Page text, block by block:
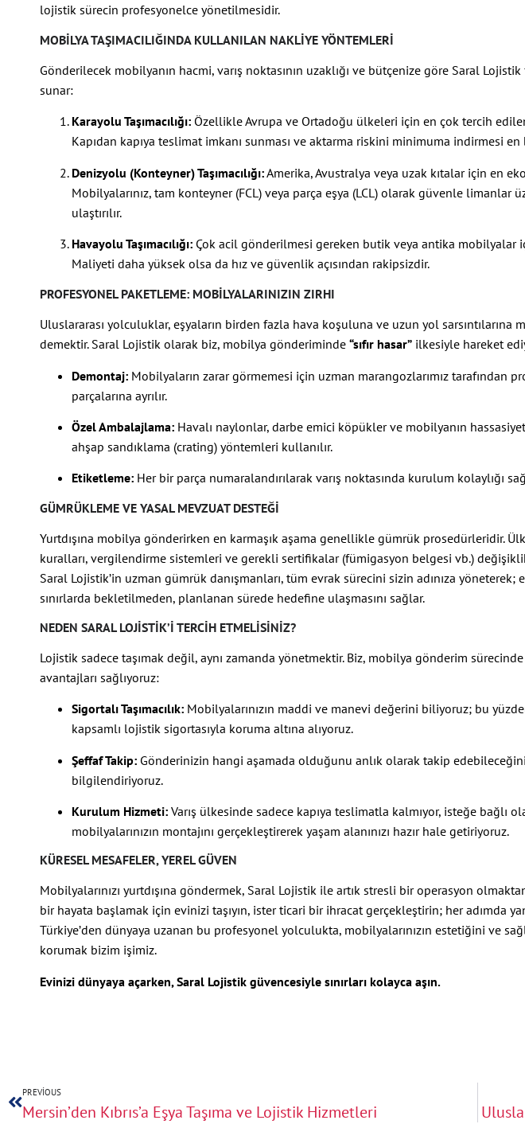
lojistik sürecin profesyonelce yönetilmesidir.
MOBILYA TAŞIMACILIĞINDA KULLANILAN NAKLIYE YÖNTEMLERI
Gönderilecek mobilyanın hacmi, varış noktasının uzaklığı ve bütçenize göre Saral
sunar:
Karayolu Taşımacılığı: Özellikle Avrupa ve Ortadoğu ülkeleri için en çok tercih
Kapıdan kapıya teslimat imkanı sunması ve aktarma riskini minimuma indirmesi en
Denizyolu (Konteyner) Taşımacılığı:Amerika, Avustralya veya uzak kıtalar için en
Mobilyalarınız, tam konteyner (FCL) veya parça eşya (LCL) olarak güvenle limanlar
ulaştırılır.
Havayolu Taşımacılığı: Çok acil gönderilmesi gereken butik veya antika mobilyalar
Maliyeti daha yüksek olsa da hız ve güvenlik açısından rakipsizdir.
PROFESYONEL PAKETLEME: MOBILYALARINIZIN ZIRHI
Uluslararası yolculuklar, eşyaların birden fazla hava koşuluna ve uzun yol sarsıntılarına
demektir. Saral Lojistik olarak biz, mobilya gönderiminde “sıfır hasar” ilkesiyle hareket
Demontaj: Mobilyaların zarar görmemesi için uzman marangozlarımız tarafından
parçalarına ayrılır.
Özel Ambalajlama: Havalı naylonlar, darbe emici köpükler ve mobilyanın
ahşap sandıklama (crating) yöntemleri kullanılır.
Etiketleme: Her bir parça numaralandırılarak varış noktasında kurulum kolaylığı
GÜMRÜKLEME VE YASAL MEVZUAT DESTEĞI
Yurtdışına mobilya gönderirken en karmaşık aşama genellikle gümrük prosedürleridir.
kuralları, vergilendirme sistemleri ve gerekli sertifikalar (fümigasyon belgesi vb.)
Saral Lojistik’in uzman gümrük danışmanları, tüm evrak sürecini sizin adınıza yöneterek;
sınırlarda bekletilmeden, planlanan sürede hedefine ulaşmasını sağlar.
NEDEN SARAL LOJISTIK’I TERCIH ETMELISINIZ?
Lojistik sadece taşımak değil, aynı zamanda yönetmektir. Biz, mobilya gönderim
avantajları sağlıyoruz:
Sigortalı Taşımacılık: Mobilyalarınızın maddi ve manevi değerini biliyoruz; bu
kapsamlı lojistik sigortasıyla koruma altına alıyoruz.
Şeffaf Takip: Gönderinizin hangi aşamada olduğunu anlık olarak takip
bilgilendiriyoruz.
Kurulum Hizmeti: Varış ülkesinde sadece kapıya teslimatla kalmıyor, isteğe bağlı
mobilyalarınızın montajını gerçekleştirerek yaşam alanınızı hazır hale getiriyoruz.
KÜRESEL MESAFELER, YEREL GÜVEN
Mobilyalarınızı yurtdışına göndermek, Saral Lojistik ile artık stresli bir operasyon
bir hayata başlamak için evinizi taşıyın, ister ticari bir ihracat gerçekleştirin; her adımda
Türkiye’den dünyaya uzanan bu profesyonel yolculukta, mobilyalarınızın estetiğini ve
korumak bizim işimiz.
Evinizi dünyaya açarken, Saral Lojistik güvencesiyle sınırları kolayca aşın.
PREVIOUS
Mersin’den Kıbrıs’a Eşya Taşıma ve Lojistik Hizmetleri